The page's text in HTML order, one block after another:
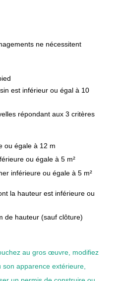
ne nécessitent
est inférieur ou égal à 10
répondant aux 3 critères
égale à 12 m
ou égale à 5 m²
ou égale à 5 m²
la hauteur est inférieure ou
de hauteur (sauf clôture)
au gros œuvre, modifiez
son apparence extérieure,